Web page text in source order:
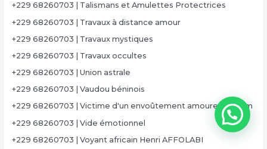
+229 68260703 | Talismans et Amulettes Protectrices
+229 68260703 | Travaux à distance amour
+229 68260703 | Travaux mystiques
+229 68260703 | Travaux occultes
+229 68260703 | Union astrale
+229 68260703 | Vaudou béninois
+229 68260703 | Victime d'un envoûtement amoureux forum
+229 68260703 | Vide émotionnel
+229 68260703 | Voyant africain Henri AFFOLABI